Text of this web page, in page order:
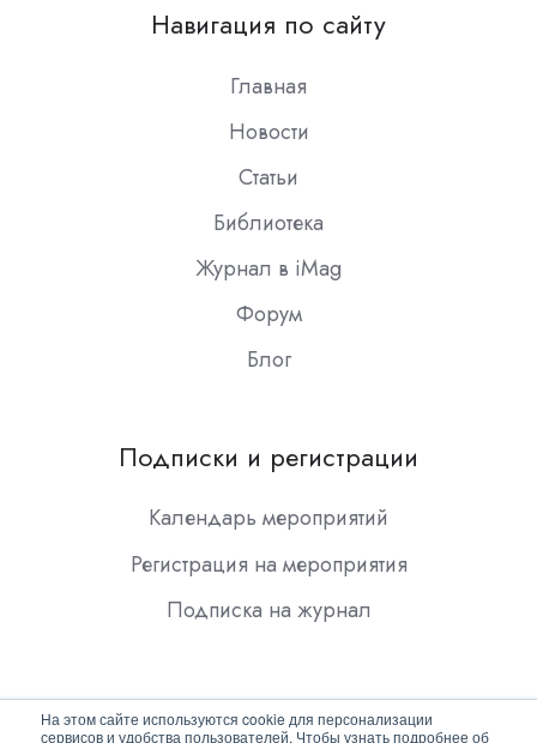
На этом сайте используются cookie для персонализации
сервисов и удобства пользователей. Чтобы узнать подробнее об
Slack
Навигация по сайту
Главная
Новости
Статьи
Библиотека
Журнал в iMag
Форум
Блог
Подписки и регистрации
Календарь мероприятий
Регистрация на мероприятия
Подписка на журнал